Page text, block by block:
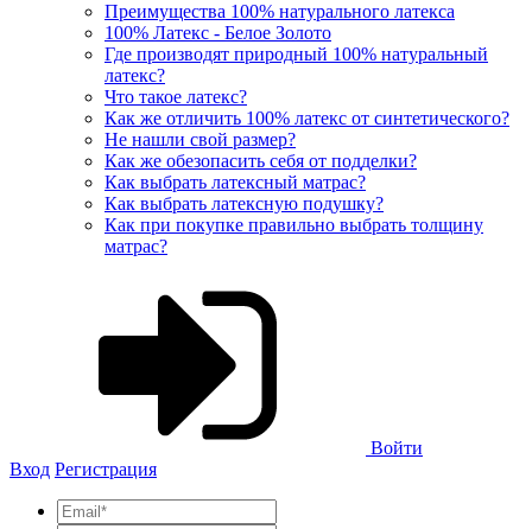
Преимущества 100% натурального латекса
100% Латекс - Белое Золото
Где производят природный 100% натуральный
латекс?
Что такое латекс?
Как же отличить 100% латекс от синтетического?
Не нашли свой размер?
Как же обезопасить себя от подделки?
Как выбрать латексный матрас?
Как выбрать латексную подушку?
Как при покупке правильно выбрать толщину
матрас?
Войти
Вход Регистрация